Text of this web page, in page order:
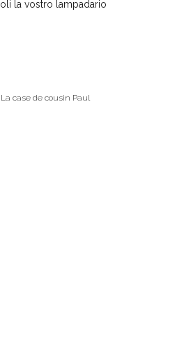
la vostro lampadario
case de cousin Paul